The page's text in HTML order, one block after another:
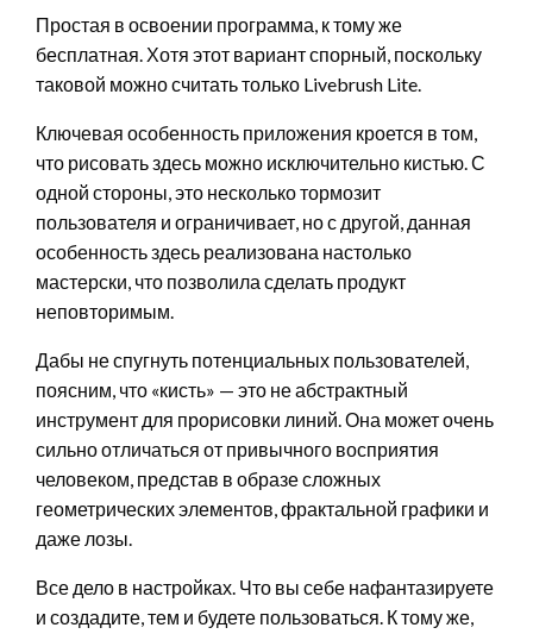
Простая в освоении программа, к тому же
бесплатная. Хотя этот вариант спорный, поскольку
таковой можно считать только Livebrush Lite.
Ключевая особенность приложения кроется в том,
что рисовать здесь можно исключительно кистью. С
одной стороны, это несколько тормозит
пользователя и ограничивает, но с другой, данная
особенность здесь реализована настолько
мастерски, что позволила сделать продукт
неповторимым.
Дабы не спугнуть потенциальных пользователей,
поясним, что «кисть» — это не абстрактный
инструмент для прорисовки линий. Она может очень
сильно отличаться от привычного восприятия
человеком, представ в образе сложных
геометрических элементов, фрактальной графики и
даже лозы.
Все дело в настройках. Что вы себе нафантазируете
и создадите, тем и будете пользоваться. К тому же,